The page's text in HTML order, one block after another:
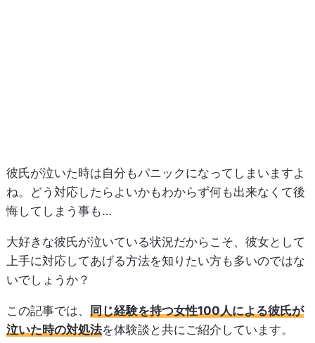
彼氏が泣いた時は自分もパニックになってしまいますよ
ね。どう対応したらよいかもわからず何も出来なくて後
悔してしまう事も…
大好きな彼氏が泣いている状況だからこそ、彼女として
上手に対応してあげる方法を知りたい方も多いのではな
いでしょうか？
この記事では、 同じ経験を持つ女性100人による彼氏が
泣いた時の対処法を体験談と共にご紹介しています。